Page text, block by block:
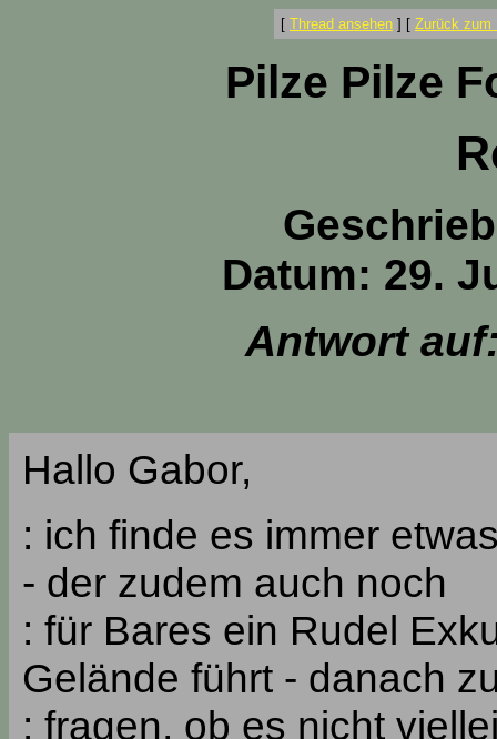
[ Thread ansehen ] [ Zurück zum
Pilze Pilze
Datum: 29.
Antwort
Hallo Gabor,
: ich finde es immer
- der zudem auch noch
: für Bares ein Rudel
Gelände führt - danach
: fragen, ob es nicht